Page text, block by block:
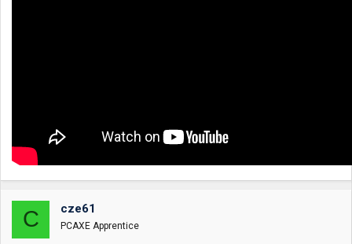
C cze61
PCAXE Apprentice